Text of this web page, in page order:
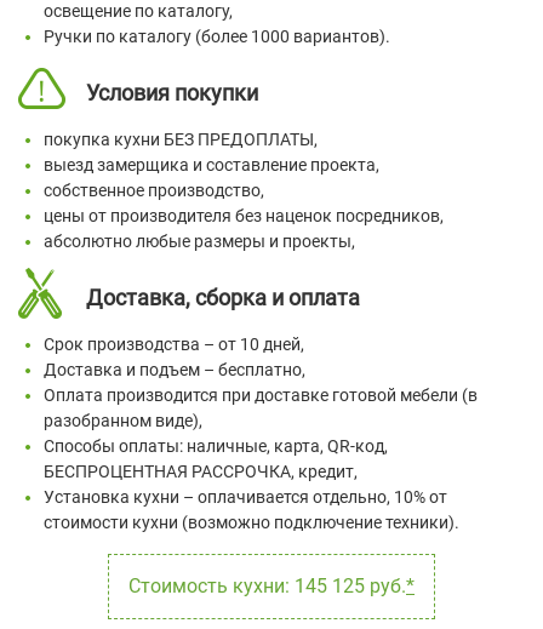
освещение по каталогу,
Ручки по каталогу (более 1000 вариантов).
Условия покупки
покупка кухни БЕЗ ПРЕДОПЛАТЫ,
выезд замерщика и составление проекта,
собственное производство,
цены от производителя без наценок посредников,
абсолютно любые размеры и проекты,
Доставка, сборка и оплата
Срок производства – от 10 дней,
Доставка и подъем – бесплатно,
Оплата производится при доставке готовой мебели (в
разобранном виде),
Способы оплаты: наличные, карта, QR-код,
БЕСПРОЦЕНТНАЯ РАССРОЧКА, кредит,
Установка кухни – оплачивается отдельно, 10% от
стоимости кухни (возможно подключение техники).
Стоимость кухни: 145 125 руб.*